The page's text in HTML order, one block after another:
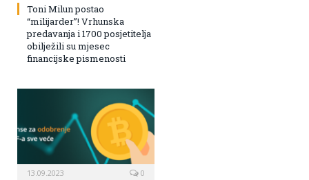
Toni Milun postao
“milijarder”! Vrhunska
predavanja i 1700 posjetitelja
obilježili su mjesec
financijske pismenosti
13.09.2023 0